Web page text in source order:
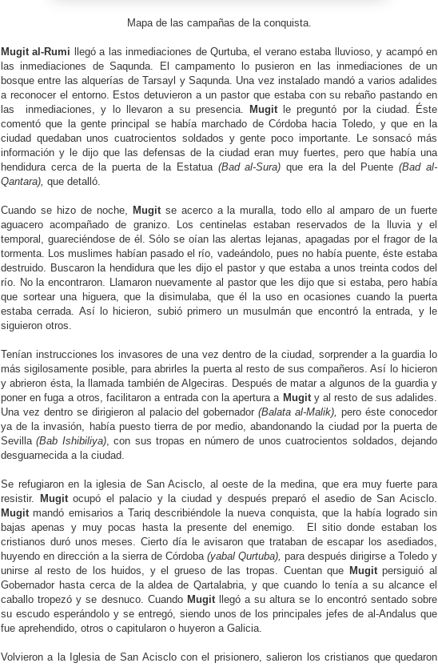
Mapa de las campañas de la conquista.
Mugit al-Rumi
llegó a las inmediaciones de Qurtuba, el verano estaba lluvioso, y acampó en
las inmediaciones de Saqunda. El campamento lo pusieron en las inmediaciones de un
bosque entre las alquerías de Tarsayl y Saqunda. Una vez instalado mandó a varios adalides
a reconocer el entorno. Estos detuvieron a un pastor que estaba con su rebaño pastando en
las inmediaciones, y lo llevaron a su presencia.
Mugitle preguntó por la ciudad. Éste
comentó que la gente principal se había marchado de Córdoba hacia Toledo, y que en la
ciudad quedaban unos cuatrocientos soldados y gente poco importante. Le sonsacó más
información y le dijo que las defensas de la ciudad eran muy fuertes, pero que había una
hendidura cerca de la puerta de la Estatua (Bad al-Sura)que era la del Puente (Bad al-
Qantara), que detalló.
Cuando se hizo de noche, Mugitse acerco a la muralla, todo ello al amparo de un fuerte
aguacero acompañado de granizo. Los centinelas estaban reservados de la lluvia y el
temporal, guareciéndose de él. Sólo se oían las alertas lejanas, apagadas por el fragor de la
tormenta. Los muslimes habían pasado el río, vadeándolo, pues no había puente, éste estaba
destruido. Buscaron la hendidura que les dijo el pastor y que estaba a unos treinta codos del
río. No la encontraron. Llamaron nuevamente al pastor que les dijo que si estaba, pero había
que sortear una higuera, que la disimulaba, que él la uso en ocasiones cuando la puerta
estaba cerrada. Así lo hicieron, subió primero un musulmán que encontró la entrada, y le
siguieron otros.
Tenían instrucciones los invasores de una vez dentro de la ciudad, sorprender a la guardia lo
más sigilosamente posible, para abrirles la puerta al resto de sus compañeros. Así lo hicieron
y abrieron ésta, la llamada también de Algeciras. Después de matar a algunos de la guardia y
poner en fuga a otros, facilitaron a entrada con la apertura a Mugit y al resto de sus adalides.
Una vez dentro se dirigieron al palacio del gobernador(Balata al-Malik), pero éste conocedor
ya de la invasión, había puesto tierra de por medio, abandonando la ciudad por la puerta de
Sevilla(Bab Ishibiliya), con sus tropas en número de unos cuatrocientos soldados, dejando
desguarnecida a la ciudad.
Se refugiaron en la iglesia de San Acisclo, al oeste de la medina, que era muy fuerte para
resistir.
Mugitocupó el palacio y la ciudad y después preparó el asedio de San Acisclo.
Mugitmandó emisarios a Tariq describiéndole la nueva conquista, que la había logrado sin
bajas apenas y muy pocas hasta la presente del enemigo. El sitio donde estaban los
cristianos duró unos meses. Cierto día le avisaron que trataban de escapar los asediados,
huyendo en dirección a la sierra de Córdoba (yabal Qurtuba), para después dirigirse a Toledo y
unirse al resto de los huidos, y el grueso de las tropas. Cuentan que Mugitpersiguió al
Gobernador hasta cerca de la aldea de Qartalabria, y que cuando lo tenía a su alcance el
caballo tropezó y se desnuco. Cuando Mugitllegó a su altura se lo encontró sentado sobre
su escudo esperándolo y se entregó, siendo unos de los principales jefes de al-Andalus que
fue aprehendido, otros o capitularon o huyeron a Galicia.
Volvieron a la Iglesia de San Acisclo con el prisionero, salieron los cristianos que quedaron